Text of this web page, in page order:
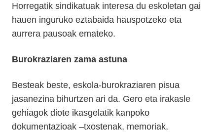
Horregatik sindikatuak interesa du eskoletan gai
hauen inguruko eztabaida hauspotzeko eta
aurrera pausoak emateko.
Burokraziaren zama astuna
Besteak beste, eskola-burokraziaren pisua
jasanezina bihurtzen ari da. Gero eta irakasle
gehiagok diote ikasgelatik kanpoko
dokumentazioak –txostenak, memoriak,